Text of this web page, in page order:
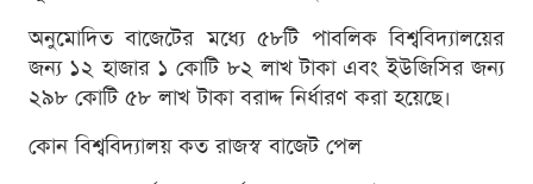
অনুমোদিত বাজেটের মধ্যে ৫৮টি পাবলিক বিশ্ববিদ্যালয়ের
জন্য ১২ হাজার ১ কোটি ৮২ লাখ টাকা এবং ইউজিসির জন্য
২৯৮ কোটি ৫৮ লাখ টাকা বরাদ্দ নির্ধারণ করা হয়েছে।
কোন বিশ্ববিদ্যালয় কত রাজস্ব বাজেট পেল